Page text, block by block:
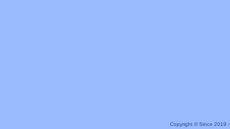
Copyright © Since 2019